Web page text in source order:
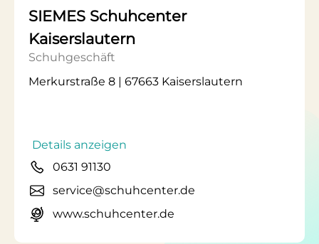
SIEMES Schuhcenter
Kaiserslautern
Schuhgeschäft
Merkurstraße 8 | 67663 Kaiserslautern
Details anzeigen
0631 91130
service@schuhcenter.de
www.schuhcenter.de